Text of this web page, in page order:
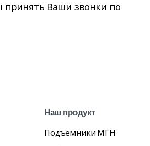
Ваши звонки по
Наш продукт
Подъёмники МГН